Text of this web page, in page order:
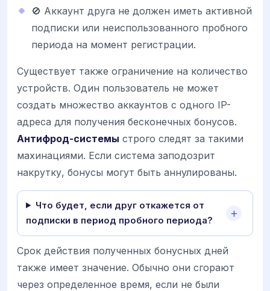
🚫 Аккаунт друга не должен иметь активной
подписки или неиспользованного пробного
периода на момент регистрации.
Существует также ограничение на количество
устройств. Один пользователь не может
создать множество аккаунтов с одного IP-
адреса для получения бесконечных бонусов.
Антифрод-системы строго следят за такими
махинациями. Если система заподозрит
накрутку, бонусы могут быть аннулированы.
Что будет, если друг откажется от
подписки в период пробного периода?
Срок действия полученных бонусных дней
также имеет значение. Обычно они сгорают
через определенное время, если не были